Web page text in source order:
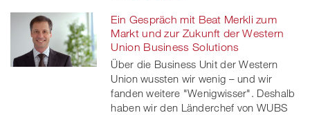
Ein Gespräch mit Beat Merkli zum
Markt und zur Zukunft der Western
Union Business Solutions
Über die Business Unit der Western
Union wussten wir wenig – und wir
fanden weitere "Wenigwisser". Deshalb
haben wir den Länderchef von WUBS